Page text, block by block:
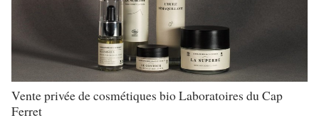
Vente privée de cosmétiques bio Laboratoires du Cap
Ferret